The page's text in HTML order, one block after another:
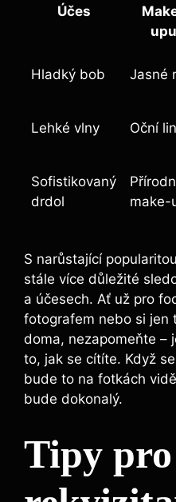
Účes
upu
Hladký bob Jasné
Lehké vlny Oční
Sofistikovaný
drdol
make-
S narůstající
stále více důležité
a účesech. Ať už pro
fotografem nebo si jen
doma, nezapomeňte –
to, jak se cítíte. Když
bude to na fotkách
bude dokonalý.
Tipy